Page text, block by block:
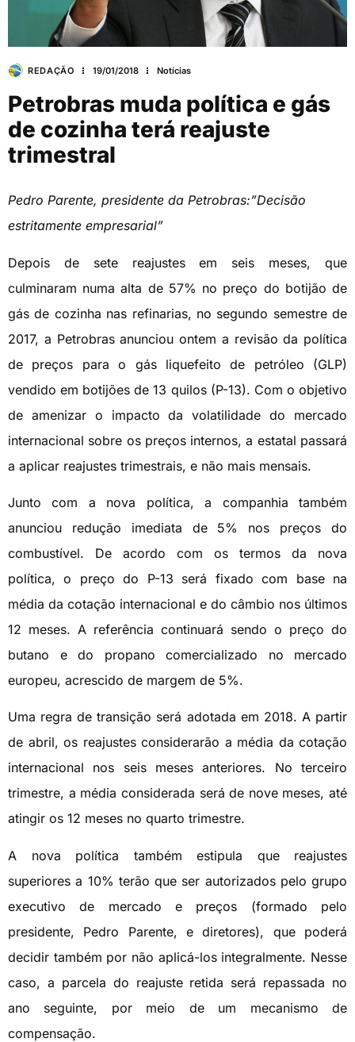
REDAÇÃO 19/01/2018 Notícias
Petrobras muda política e gás
de cozinha terá reajuste
trimestral
Pedro Parente, presidente da Petrobras:”Decisão
estritamente empresarial”
Depois de sete reajustes em seis meses, que
culminaram numa alta de 57% no preço do botijão de
gás de cozinha nas refinarias, no segundo semestre de
2017, a Petrobras anunciou ontem a revisão da política
de preços para o gás liquefeito de petróleo (GLP)
vendido em botijões de 13 quilos (P-13). Com o objetivo
de amenizar o impacto da volatilidade do mercado
internacional sobre os preços internos, a estatal passará
a aplicar reajustes trimestrais, e não mais mensais.
Junto com a nova política, a companhia também
anunciou redução imediata de 5% nos preços do
combustível. De acordo com os termos da nova
política, o preço do P-13 será fixado com base na
média da cotação internacional e do câmbio nos últimos
12 meses. A referência continuará sendo o preço do
butano e do propano comercializado no mercado
europeu, acrescido de margem de 5%.
Uma regra de transição será adotada em 2018. A partir
de abril, os reajustes considerarão a média da cotação
internacional nos seis meses anteriores. No terceiro
trimestre, a média considerada será de nove meses, até
atingir os 12 meses no quarto trimestre.
A nova política também estipula que reajustes
superiores a 10% terão que ser autorizados pelo grupo
executivo de mercado e preços (formado pelo
presidente, Pedro Parente, e diretores), que poderá
decidir também por não aplicá-los integralmente. Nesse
caso, a parcela do reajuste retida será repassada no
ano seguinte, por meio de um mecanismo de
compensação.